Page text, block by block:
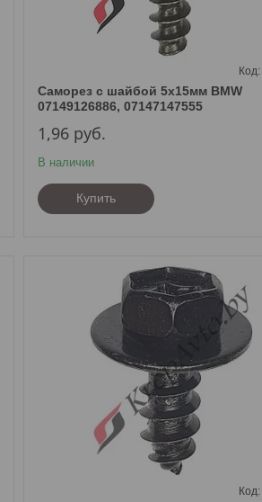
Саморез с шайбой 5х15мм BMW
07149126886, 07147147555
1,96 руб.
В наличии
Купить